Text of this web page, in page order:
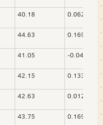
40.18 0.0625
44.63 0.1695
41.05 -0.0456
42.15 0.1333
42.63 0.0121
43.75 0.1696